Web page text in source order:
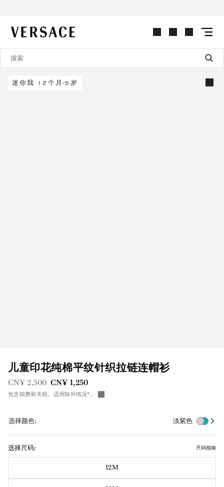
VERSACE | 主页
迷你我 12个月-5岁
儿童印花纯棉平纹针织拉链连帽衫
之前是
CN¥ 2,500现在是
CN¥ 1,250
包含税费和关税。适用除外情况*。
选择颜色: 淡紫色
选择尺码: 尺码指南
12M